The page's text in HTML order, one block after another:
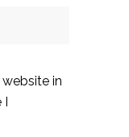
in
I